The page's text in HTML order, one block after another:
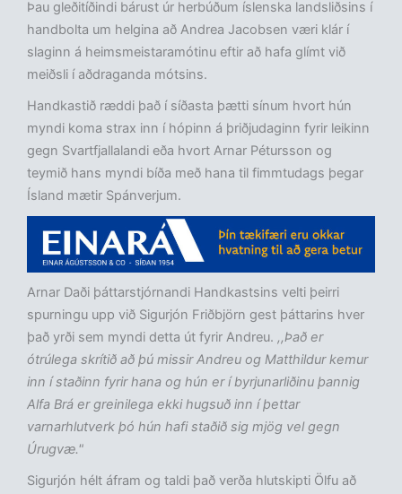
Þau gleðitíðindi bárust úr herbúðum íslenska landsliðsins í
handbolta um helgina að Andrea Jacobsen væri klár í
slaginn á heimsmeistaramótinu eftir að hafa glímt við
meiðsli í aðdraganda mótsins.
Handkastið ræddi það í síðasta þætti sínum hvort hún
myndi koma strax inn í hópinn á þriðjudaginn fyrir leikinn
gegn Svartfjallalandi eða hvort Arnar Pétursson og
teymið hans myndi bíða með hana til fimmtudags þegar
Ísland mætir Spánverjum.
Arnar Daði þáttarstjórnandi Handkastsins velti þeirri
spurningu upp við Sigurjón Friðbjörn gest þáttarins hver
það yrði sem myndi detta út fyrir Andreu. ,,Það er
ótrúlega skrítið að þú missir Andreu og Matthildur kemur
inn í staðinn fyrir hana og hún er í byrjunarliðinu þannig
Alfa Brá er greinilega ekki hugsuð inn í þettar
varnarhlutverk þó hún hafi staðið sig mjög vel gegn
Úrugvæ."
Sigurjón hélt áfram og taldi það verða hlutskipti Ölfu að